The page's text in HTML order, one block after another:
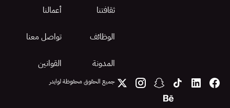
ثقافتنا أعمالنا
الوظائف تواصل معنا
المدونة القوانين
جميع الحقوق محفوظة لوايدر